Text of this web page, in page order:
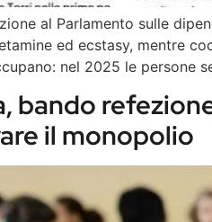
al Parlamento sulle
ed ecstasy, mentre
nel 2025 le persone
bando
il monopolio